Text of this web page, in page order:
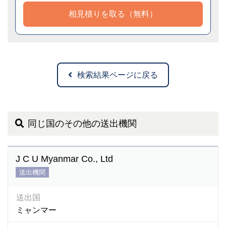
相見積りを取る（無料）
検索結果ページに戻る
同じ国のその他の送出機関
J C U Myanmar Co., Ltd
送出機関
送出国
ミャンマー